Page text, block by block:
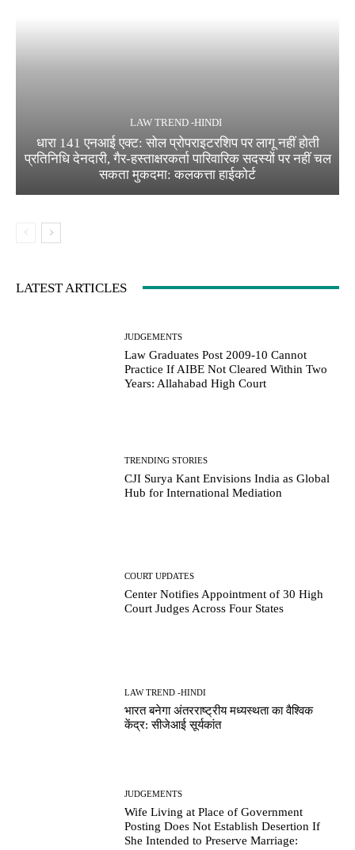
LAW TREND -HINDI
धारा 141 एनआई एक्ट: सोल प्रोपराइटरशिप पर लागू नहीं होती
प्रतिनिधि देनदारी, गैर-हस्ताक्षरकर्ता पारिवारिक सदस्यों पर नहीं चल
सकता मुकदमा: कलकत्ता हाईकोर्ट
LATEST ARTICLES
JUDGEMENTS
Law Graduates Post 2009-10 Cannot
Practice If AIBE Not Cleared Within Two
Years: Allahabad High Court
TRENDING STORIES
CJI Surya Kant Envisions India as Global
Hub for International Mediation
COURT UPDATES
Center Notifies Appointment of 30 High
Court Judges Across Four States
LAW TREND -HINDI
भारत बनेगा अंतरराष्ट्रीय मध्यस्थता का वैश्विक
केंद्र: सीजेआई सूर्यकांत
JUDGEMENTS
Wife Living at Place of Government
Posting Does Not Establish Desertion If
She Intended to Preserve Marriage: